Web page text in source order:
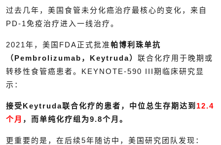
过去几年，美国食管未分化癌治疗最核心的变化，来自
PD-1免疫治疗进入一线治疗。
2021年，美国FDA正式批准 帕博利珠单抗
（Pembrolizumab，Keytruda） 联合化疗用于晚期或
转移性食管癌患者。KEYNOTE-590 III期临床研究显
示：
接受Keytruda联合化疗的患者，中位总生存期达到 12.4
个月 ，而单纯化疗组为9.8个月。
更重要的是，在后续5年随访中，美国研究团队发现：